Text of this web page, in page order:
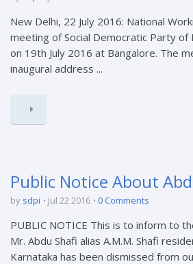
New Delhi, 22 July 2016: National
meeting of Social Democratic Party of
on 19th July 2016 at Bangalore. The
inaugural address ...
Public Notice About
by sdpi Jul 22 2016 0 Comments
PUBLIC NOTICE This is to inform to
Mr. Abdu Shafi alias A.M.M. Shafi
Karnataka has been dismissed from